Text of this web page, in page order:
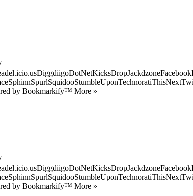
by Bookmarkify™ More »
by Bookmarkify™ More »